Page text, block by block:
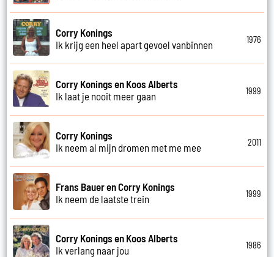
Corry Konings
Ik krijg een heel apart gevoel vanbinnen
1976
Corry Konings en Koos Alberts
Ik laat je nooit meer gaan
1999
Corry Konings
Ik neem al mijn dromen met me mee
2011
Frans Bauer en Corry Konings
Ik neem de laatste trein
1999
Corry Konings en Koos Alberts
Ik verlang naar jou
1986